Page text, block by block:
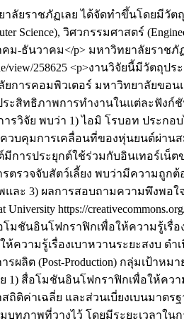
ลัยราชภัฏเลย ได้จัดทำขึ้นโดยมีวัต
วิศวกรรมศาสตร์
คม-ธันวาคม</p> มหาวิทยาลัยราชภั
view/258625 <p>งานวิจัยนี้มีวัตถุปร
ารคอมพิวเตอร์ มหาวิทยาลัยขอน
ะสิทธิภาพการทำงานในแต่ละฟัง
รวิจัย พบว่า 1) ไอมิ โรบอท ประก
คุมการเคลื่อนที่ของหุ่นยนต์ผ่าน
ารประยุกต์ใช้ร่วมกับอินเทอร์เน็ต
วจจับสัตว์เลี้ยง พบว่ามีความถูกต้
ละ 3) ผลการสอบถามความพึงพอ
https://
มชันอินโฟกราฟิกเพื่อให้ความรู้เรื่
ความรู้เรื่องเบาหวานระยะสงบ
ผลิต (Post-Production) กลุ่มเป้า
สื่อโมชันอินโฟกราฟิกเพื่อให้คว
ค่าเฉลี่ย และส่วนเบี่ยงเบนมาตร
ทภาพที่วางไว้ โดยมีระยะเวลาใ